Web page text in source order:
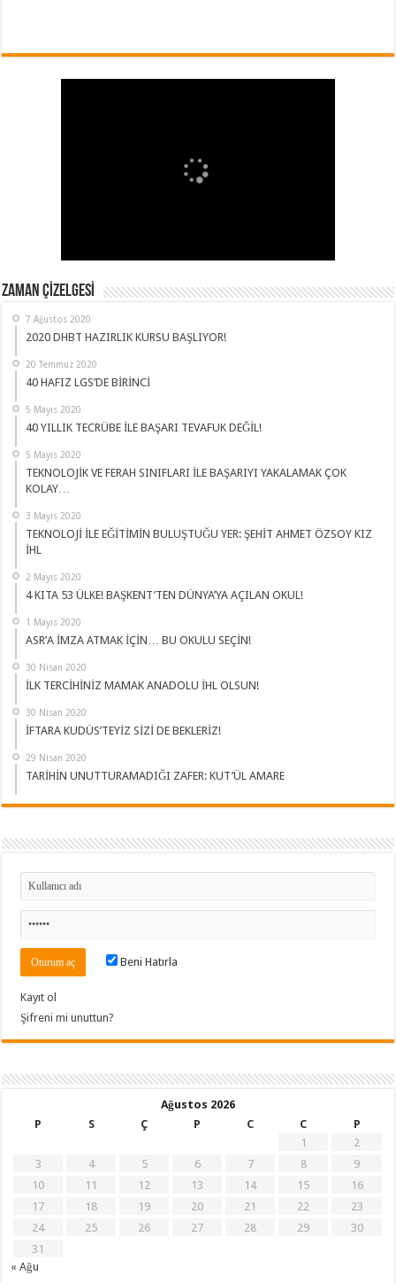
ZAMAN ÇİZELGESİ
7 Ağustos 2020
2020 DHBT HAZIRLIK KURSU BAŞLIYOR!
20 Temmuz 2020
40 HAFIZ LGS’DE BİRİNCİ
5 Mayıs 2020
40 YILLIK TECRÜBE İLE BAŞARI TEVAFUK DEĞİL!
5 Mayıs 2020
TEKNOLOJİK VE FERAH SINIFLARI İLE BAŞARIYI YAKALAMAK ÇOK
KOLAY…
3 Mayıs 2020
TEKNOLOJİ İLE EĞİTİMİN BULUŞTUĞU YER: ŞEHİT AHMET ÖZSOY KIZ
İHL
2 Mayıs 2020
4 KITA 53 ÜLKE! BAŞKENT’TEN DÜNYA’YA AÇILAN OKUL!
1 Mayıs 2020
ASR’A İMZA ATMAK İÇİN… BU OKULU SEÇİN!
30 Nisan 2020
İLK TERCİHİNİZ MAMAK ANADOLU İHL OLSUN!
30 Nisan 2020
İFTARA KUDÜS’TEYİZ SİZİ DE BEKLERİZ!
29 Nisan 2020
TARİHİN UNUTTURAMADIĞI ZAFER: KUT’ÜL AMARE
Beni Hatırla
Kayıt ol
Şifreni mi unuttun?
Ağustos 2026
P
S Ç P C C
P
1
2
3
4 5 6 7 8
9
10
11 12 13 14 15
16
17
18 19 20 21 22
23
24
25 26 27 28 29
30
31
« Ağu